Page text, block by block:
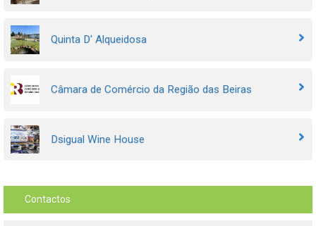
Quinta D' Alqueidosa
Câmara de Comércio da Região das Beiras
Dsigual Wine House
Contactos